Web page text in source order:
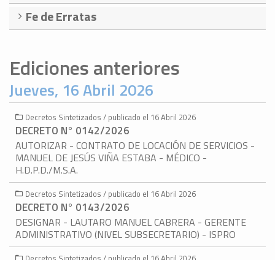
Fe de Erratas
Ediciones anteriores
Jueves, 16 Abril 2026
Decretos Sintetizados / publicado el 16 Abril 2026
DECRETO N° 0142/2026
AUTORIZAR - CONTRATO DE LOCACIÓN DE SERVICIOS -
MANUEL DE JESÚS VIÑA ESTABA - MÉDICO -
H.D.P.D./M.S.A.
Decretos Sintetizados / publicado el 16 Abril 2026
DECRETO N° 0143/2026
DESIGNAR - LAUTARO MANUEL CABRERA - GERENTE
ADMINISTRATIVO (NIVEL SUBSECRETARIO) - ISPRO